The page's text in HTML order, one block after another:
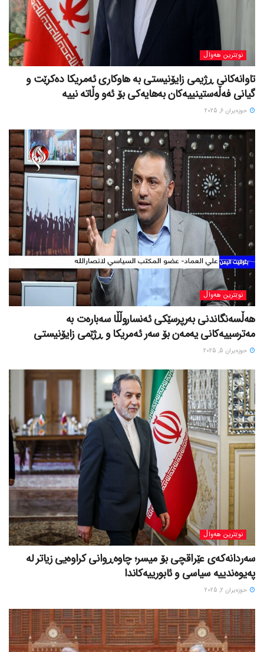
نوێترین هەواڵ
تاوانەکانی ڕژیمی زایۆنیستی بە هاوکاری ئەمریکا دەکرێت و
گیانی فەڵەستینییەکان بەهایەکی بۆ ئەو وڵاتە نییە
حوزه‌یران 6, 2025
نوێترین هەواڵ
هەڵسەنگاندنی بەرپرسێکی ئەنساروڵڵا سەبارەت بە
مەترسییەکانی یەمەن بۆ سەر ئەمریکا و ڕژێمی زایۆنیستی
حوزه‌یران 5, 2025
نوێترین هەواڵ
سەردانەکەی عێراقچی بۆ میسر؛ چاوەڕوانی کراوەیی زیاتر لە
پەیوەندییە سیاسی و ئابورییەکاندا
حوزه‌یران 2, 2025